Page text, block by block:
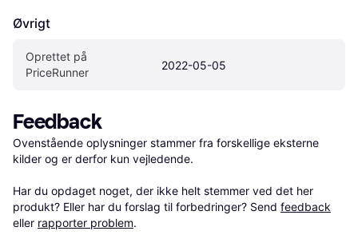
Øvrigt
Oprettet på
PriceRunner
2022-05-05
Feedback
Ovenstående oplysninger stammer fra forskellige eksterne
kilder og er derfor kun vejledende.
Har du opdaget noget, der ikke helt stemmer ved det her
produkt? Eller har du forslag til forbedringer? Send feedback
eller rapporter problem.